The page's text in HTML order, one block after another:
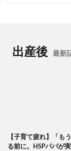
出産後 最新
【子育て疲れ】「も
る前に。HSPパパが